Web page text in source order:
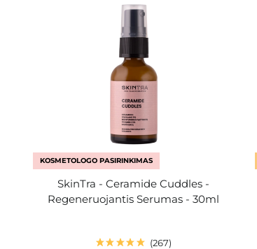
KOSMETOLOGO PASIRINKIMAS
SkinTra - Ceramide Cuddles -
Regeneruojantis Serumas - 30ml
267